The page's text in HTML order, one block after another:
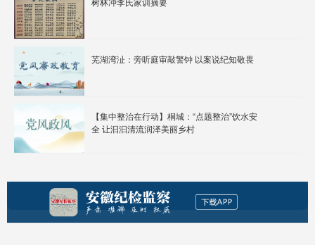
树林冲李氏家训摘要
芜湖湾沚：旁听庭审敲警钟 以案说纪知敬畏
【集中整治在行动】桐城：“点题整治”饮水安
全 让汩汩清流润泽美丽乡村